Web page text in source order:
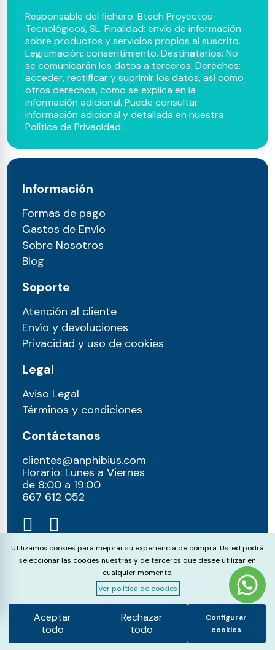
Responsable del fichero: Btech Proyectos
Tecnológicos, SL. Finalidad: envío de información
sobre productos y servicios propios al suscrito.
Legitimación: consentimiento. Destinatarios: No
se comunicarán los datos a terceros. Derechos:
acceder, rectificar y suprimir los datos, así como
otros derechos, como se explica en la
información adicional. Puede consultar
información adicional y detallada en nuestra
Política de Privacidad
Información
Formas de pago
Gastos de Envío
Sobre Nosotros
Blog
Soporte
Atención al cliente
Envío y devoluciones
Privacidad y uso de cookies
Legal
Aviso Legal
Términos y condiciones
Contáctanos
clientes@anphibius.com
Horario: Lunes a Viernes
de 8:00 a 19:00
667 612 052​
© anphibius, 2026
Pago 100% seguros con:
Cookie Consent
Utilizamos cookies para mejorar su experiencia de compra. Usted podrá
seleccionar las cookies nuestras y de terceros que desee utilizar en
cualquier momento.
Ver política de cookies
Aceptar
todo
Rechazar
todo
Configurar
cookies